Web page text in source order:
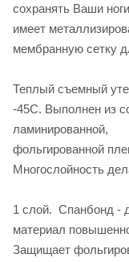
сохранять Ваши
имеет
мембранную сетку
Теплый съемный
-45С. Выполнен из
ламинированной,
фольгированной
Многослойность
1 слой. Спанбонд -
материал
Защищает